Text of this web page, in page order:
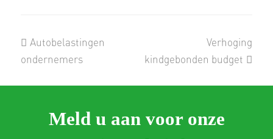
previous
post:
Autobelastingen
ondernemers
next
post:
Verhoging
kindgebonden budget
Meld u aan voor onze